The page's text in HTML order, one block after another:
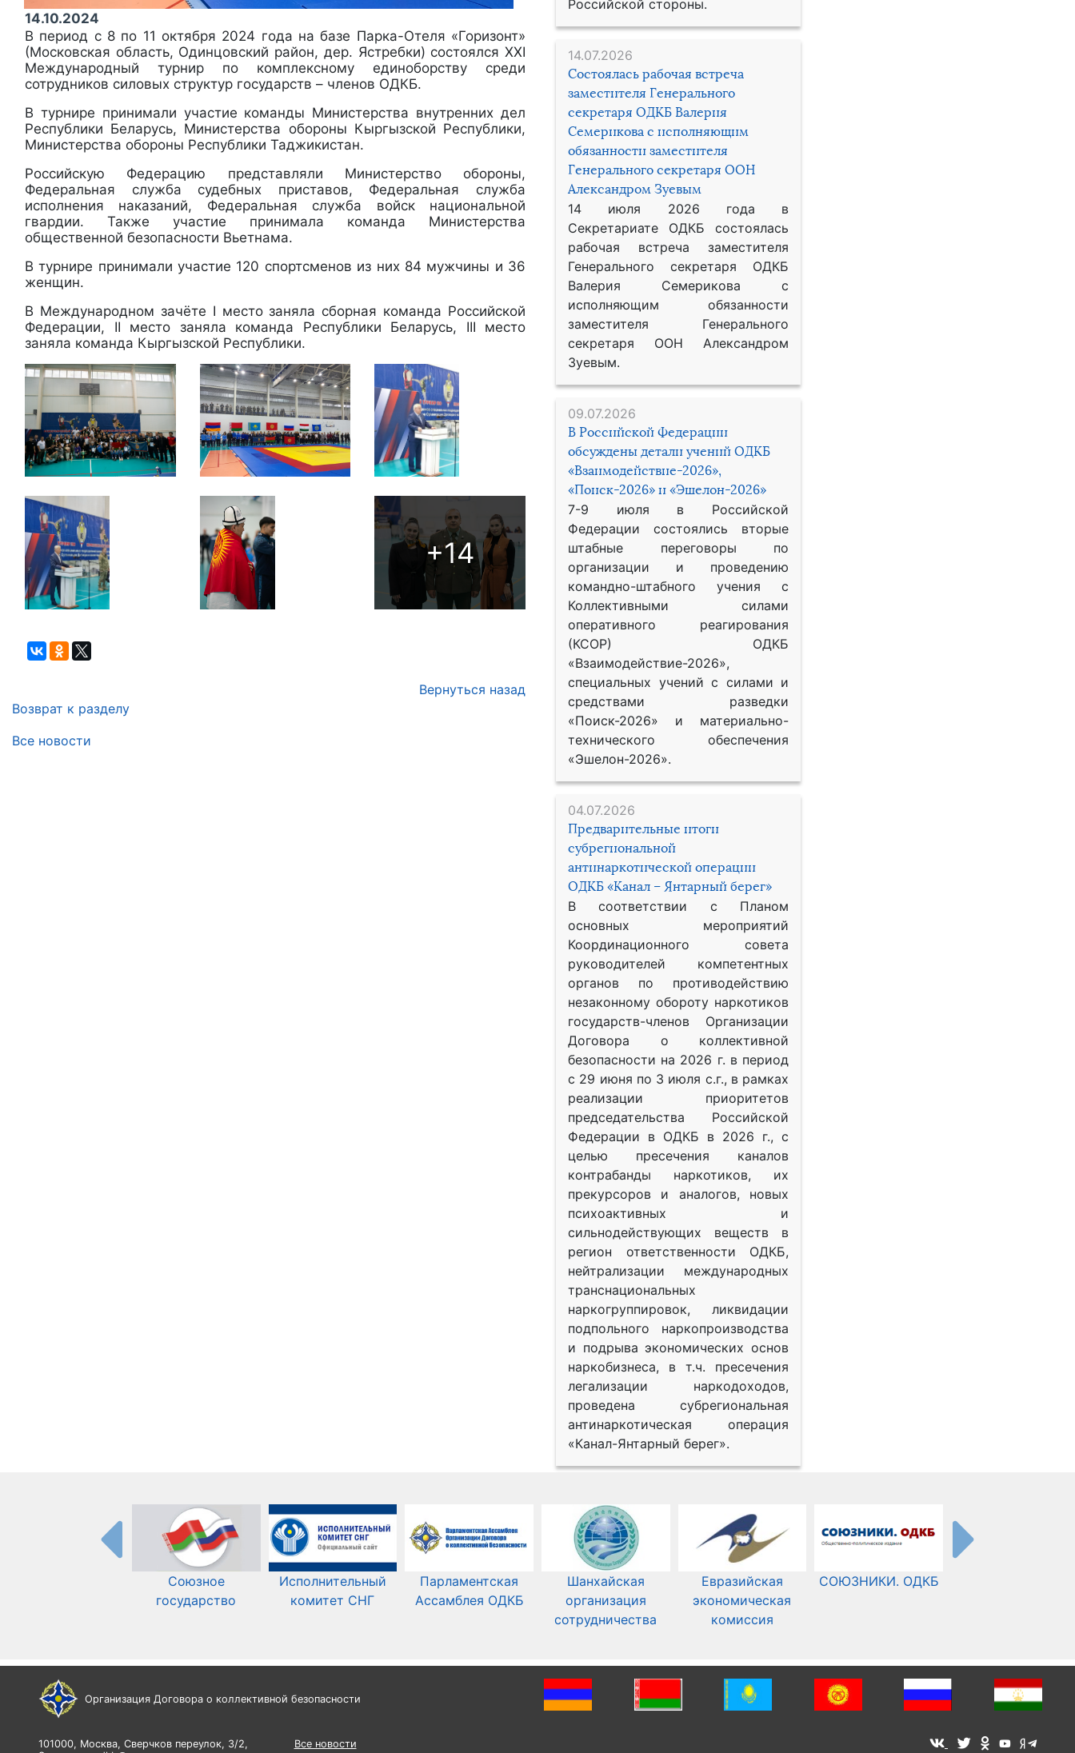
Российской стороны.
14.07.2026
Состоялась рабочая встреча
заместителя Генерального
секретаря ОДКБ Валерия
Семерикова с исполняющим
обязанности заместителя
Генерального секретаря ООН
Александром Зуевым
14 июля 2026 года в
Секретариате ОДКБ состоялась
рабочая встреча заместителя
Генерального секретаря ОДКБ
Валерия Семерикова с
исполняющим обязанности
заместителя Генерального
секретаря ООН Александром
Зуевым.
09.07.2026
В Российской Федерации
обсуждены детали учений ОДКБ
«Взаимодействие-2026»,
«Поиск-2026» и «Эшелон-2026»
7-9 июля в Российской
Федерации состоялись вторые
штабные переговоры по
организации и проведению
командно-штабного учения с
Коллективными силами
оперативного реагирования
(КСОР) ОДКБ
«Взаимодействие-2026»,
специальных учений с силами и
средствами разведки
«Поиск-2026» и материально-
технического обеспечения
«Эшелон-2026».
04.07.2026
Предварительные итоги
субрегиональной
антинаркотической операции
ОДКБ «Канал – Янтарный берег»
В соответствии с Планом
основных мероприятий
Координационного совета
руководителей компетентных
органов по противодействию
незаконному обороту наркотиков
государств-членов Организации
Договора о коллективной
безопасности на 2026 г. в период
с 29 июня по 3 июля с.г., в рамках
реализации приоритетов
председательства Российской
Федерации в ОДКБ в 2026 г., с
целью пресечения каналов
контрабанды наркотиков, их
прекурсоров и аналогов, новых
психоактивных и
сильнодействующих веществ в
регион ответственности ОДКБ,
нейтрализации международных
транснациональных
наркогруппировок, ликвидации
подпольного наркопроизводства
и подрыва экономических основ
наркобизнеса, в т.ч. пресечения
легализации наркодоходов,
проведена субрегиональная
антинаркотическая операция
«Канал-Янтарный берег».
14.10.2024
В период с 8 по 11 октября 2024 года на базе Парка-Отеля «Горизонт»
(Московская область, Одинцовский район, дер. Ястребки) состоялся XXI
Международный турнир по комплексному единоборству среди
сотрудников силовых структур государств – членов ОДКБ.
В турнире принимали участие команды Министерства внутренних дел
Республики Беларусь, Министерства обороны Кыргызской Республики,
Министерства обороны Республики Таджикистан.
Российскую Федерацию представляли Министерство обороны,
Федеральная служба судебных приставов, Федеральная служба
исполнения наказаний, Федеральная служба войск национальной
гвардии. Также участие принимала команда Министерства
общественной безопасности Вьетнама.
В турнире принимали участие 120 спортсменов из них 84 мужчины и 36
женщин.
В Международном зачёте I место заняла сборная команда Российской
Федерации, II место заняла команда Республики Беларусь, III место
заняла команда Кыргызской Республики.
+14
Вернуться назад
Возврат к разделу
Все новости
Союзное
государство
Исполнительный
комитет СНГ
Парламентская
Ассамблея ОДКБ
Шанхайская
организация
сотрудничества
Евразийская
экономическая
комиссия
СОЮЗНИКИ. ОДКБ
Организация Договора о коллективной безопасности
101000, Москва, Сверчков переулок, 3/2,
Все новости